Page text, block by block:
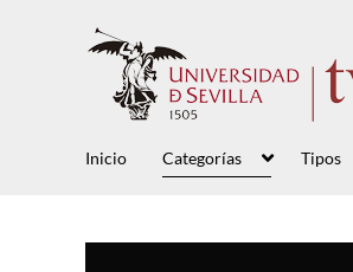
Inicio Categorías Tipos